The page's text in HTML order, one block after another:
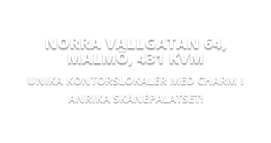
NORRA VALLGATAN 64,
MALMÖ,431 KVM
UNIKA KONTORSLOKALER MED CHARM I
ANRIKA SKÅNEPALATSET!